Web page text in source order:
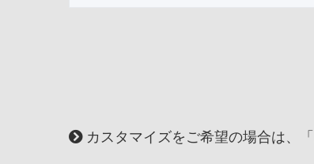
カスタマイズをご希望の場合は、「